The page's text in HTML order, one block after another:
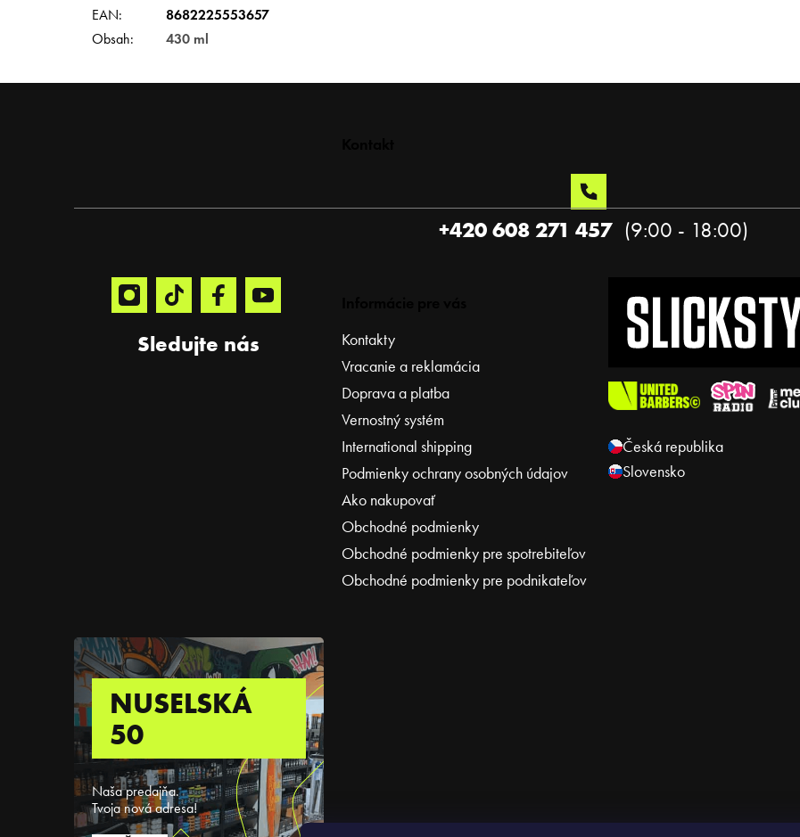
EAN:
8682225553657
Obsah: 430 ml
Sledujte nás
+420 608 271 457
Česká republika
Slovensko
Kontakty
Vracanie a reklamácia
Doprava a platba
Vernostný systém
International shipping
Podmienky ochrany osobných údajov
Ako nakupovať
Obchodné podmienky
Obchodné podmienky pre spotrebiteľov
Obchodné podmienky pre podnikateľov
NUSELSKÁ
50
Naša predajňa.
Tvoja nová adresa!